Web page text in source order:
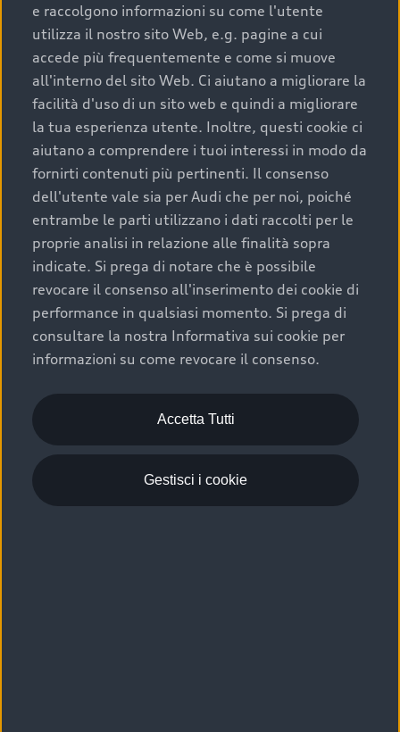
uno stato migliore del veicolo e a una maggiore
durata nel tempo;
cronologia dei tagliandi: una documentazione
completa della vettura certifica una manutenzione
costante e accurata;
condizioni della carrozzeria e degli interni: una
buona conservazione evidenzia cura e attenzione del
precedente proprietario;
efficienza meccanica: motore, trasmissione e
componenti principali in ottimo stato garantiscono
prestazioni affidabili e sicure.
Acquistare un’auto usata in una Concessionaria ufficiale
Audi che offre l’usato garantito tramite Audi Prima
Scelta :plus, significa affidarsi ad un prodotto che viene
sottoposto a 110 controlli approfonditi e coperto da
garanzia fino a 4 anni per una maggiore tutela del tuo
acquisto.
e raccolgono informazioni su come l'utente
utilizza il nostro sito Web, e.g. pagine a cui
accede più frequentemente e come si muove
all'interno del sito Web. Ci aiutano a migliorare la
facilità d'uso di un sito web e quindi a migliorare
la tua esperienza utente. Inoltre, questi cookie ci
aiutano a comprendere i tuoi interessi in modo da
fornirti contenuti più pertinenti. Il consenso
dell'utente vale sia per Audi che per noi, poiché
entrambe le parti utilizzano i dati raccolti per le
proprie analisi in relazione alle finalità sopra
indicate. Si prega di notare che è possibile
revocare il consenso all'inserimento dei cookie di
performance in qualsiasi momento. Si prega di
consultare la nostra Informativa sui cookie per
informazioni su come revocare il consenso.
Accetta Tutti
Gestisci i cookie